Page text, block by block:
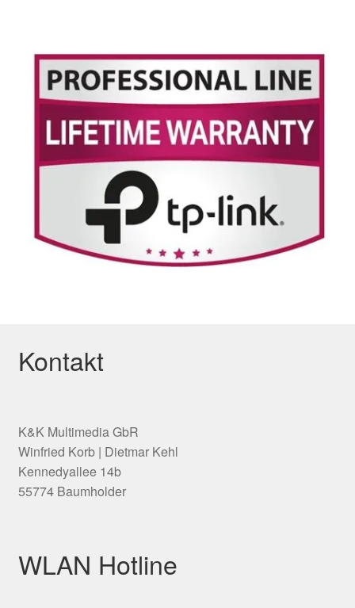
Kontakt
K&K Multimedia GbR
Winfried Korb | Dietmar Kehl
Kennedyallee 14b
55774 Baumholder
WLAN Hotline